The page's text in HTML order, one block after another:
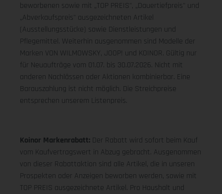
beworbenen sowie mit „TOP PREIS", „Dauertiefpreis" und
„Abverkaufspreis" ausgezeichneten Artikel
(Ausstellungsstücke) sowie Dienstleistungen und
Pflegemittel. Weiterhin ausgenommen sind Modelle der
Marken VON WILMOWSKY, JOOP! und KOINOR. Gültig nur
für Neuaufträge vom 01.07. bis 30.07.2026. Nicht mit
anderen Nachlässen oder Aktionen kombinierbar. Eine
Barauszahlung ist nicht möglich. Die Streichpreise
entsprechen unserem Listenpreis.
Koinor Markenrabatt: Der Rabatt wird sofort beim Kauf
vom Kaufvertragswert in Abzug gebracht. Ausgenommen
von dieser Rabattaktion sind alle Artikel, die in unseren
Prospekten oder Anzeigen beworben werden, sowie mit
TOP PREIS ausgezeichnete Artikel. Pro Haushalt und